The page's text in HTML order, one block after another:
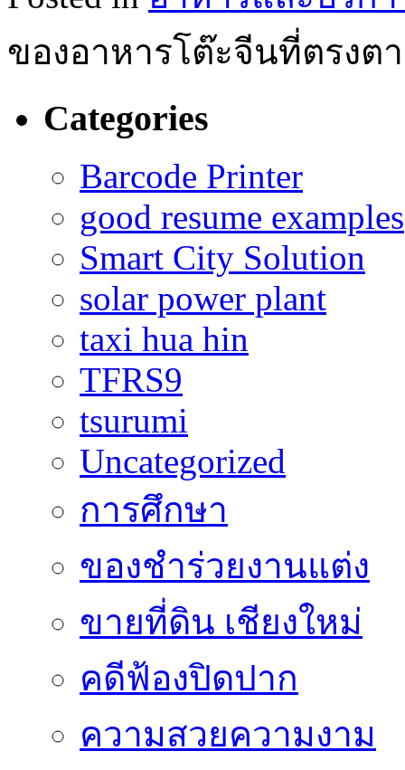
ของอาหารโต๊ะจีนที่ตรงต
Categories
Barcode Printer
good resume examples
Smart City Solution
solar power plant
taxi hua hin
TFRS9
tsurumi
Uncategorized
การศึกษา
ของชำร่วยงานแต่ง
ขายที่ดิน เชียงใหม่
คดีฟ้องปิดปาก
ความสวยความงาม